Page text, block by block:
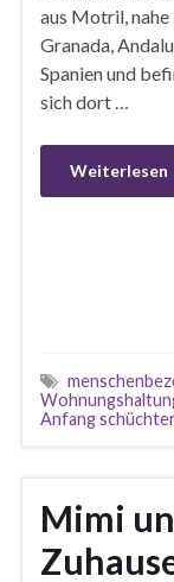
aus Motril, nahe
Granada,
Spanien und
sich dort …
Weiterlesen
Anfang
Mimi